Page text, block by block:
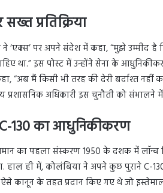
प्रतिक्रिया
ने ‘एक्स’ पर अपने संदेश में कहा, “मुझे
था.” इस पोस्ट में उन्होंने सेना के
“अब मैं किसी भी तरह की देरी बर्दाश्त
प्रशासनिक अधिकारी इस चुनौती को संभालने
130 का आधुनिकीकरण
का पहला संस्करण 1950 के दशक में
हाल ही में, कोलंबिया ने अपने कुछ पुराने
कानून के तहत प्रदान किए गए थे जो